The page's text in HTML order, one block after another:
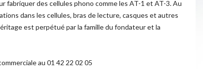
fabriquer des cellules phono comme les AT-1 et AT-3. Au
dans les cellules, bras de lecture, casques et autres
est perpétué par la famille du fondateur et la
au 01 42 22 02 05